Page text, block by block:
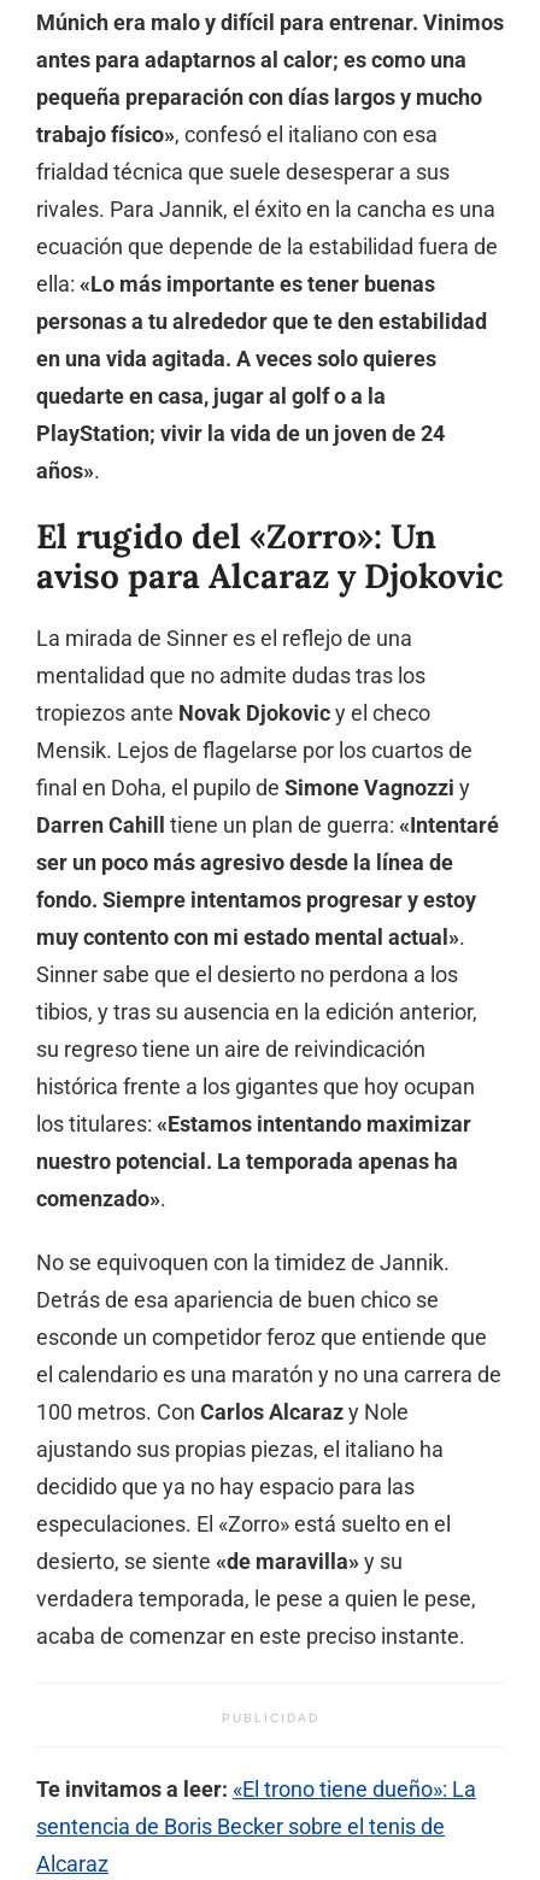
Múnich era malo y difícil para entrenar. Vinimos
antes para adaptarnos al calor; es como una
pequeña preparación con días largos y mucho
trabajo físico», confesó el italiano con esa
frialdad técnica que suele desesperar a sus
rivales. Para Jannik, el éxito en la cancha es una
ecuación que depende de la estabilidad fuera de
ella: «Lo más importante es tener buenas
personas a tu alrededor que te den estabilidad
en una vida agitada. A veces solo quieres
quedarte en casa, jugar al golf o a la
PlayStation; vivir la vida de un joven de 24
años».
El rugido del «Zorro»: Un
aviso para Alcaraz y Djokovic
La mirada de Sinner es el reflejo de una
mentalidad que no admite dudas tras los
tropiezos ante Novak Djokovic y el checo
Mensik. Lejos de flagelarse por los cuartos de
final en Doha, el pupilo de Simone Vagnozzi y
Darren Cahill
tiene un plan de guerra: «Intentaré
ser un poco más agresivo desde la línea de
fondo. Siempre intentamos progresar y estoy
muy contento con mi estado mental actual».
Sinner sabe que el desierto no perdona a los
tibios, y tras su ausencia en la edición anterior,
su regreso tiene un aire de reivindicación
histórica frente a los gigantes que hoy ocupan
los titulares: «Estamos intentando maximizar
nuestro potencial. La temporada apenas ha
comenzado».
No se equivoquen con la timidez de Jannik.
Detrás de esa apariencia de buen chico se
esconde un competidor feroz que entiende que
el calendario es una maratón y no una carrera de
100 metros. Con Carlos Alcaraz y Nole
ajustando sus propias piezas, el italiano ha
decidido que ya no hay espacio para las
especulaciones. El «Zorro» está suelto en el
desierto, se siente «de maravilla» y su
verdadera temporada, le pese a quien le pese,
acaba de comenzar en este preciso instante.
PUBLICIDAD
Te invitamos a leer: «El trono tiene dueño»: La
sentencia de Boris Becker sobre el tenis de
Alcaraz